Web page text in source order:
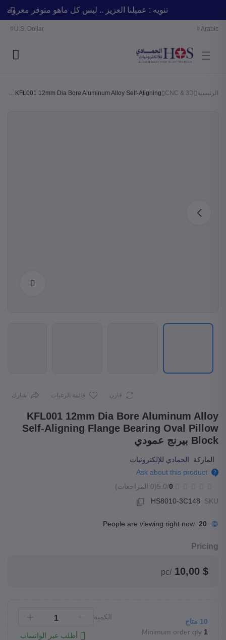
تنويه : عميلنا العزيز .. ليس كل ماهو متوفر
Arabic
U.S. Dollar
الرئيسية CNC & 3D
KFL001 12mm Dia Bore Aluminum Alloy Self-Aligning ...
قارن قائمة الرغبات شارك
KFL001 12mm Dia Bore Aluminum Alloy
Self-Aligning Flange Bearing Oval Pillow
Block بيرنج عمودي
الماركة
الحمادي للإلكترونيات
Ask about this product
0
/5.0
(0 المراجعات)
SKU
HS8010-3C148
20
People are viewing right now
Pricing
$ 10,00
/pc
10 متاح
Minimum order qty 1
الكمية
أطلب عبر الواتساب